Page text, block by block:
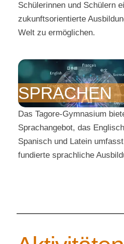
Schülerinnen und Schülern
zukunftsorientierte
Welt zu ermöglichen.
SPRACHEN
Das Tagore-Gymnasium
Sprachangebot, das
Spanisch und Latein
fundierte sprachliche